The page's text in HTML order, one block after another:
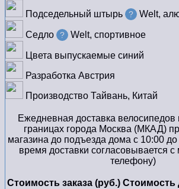
Подседельный штырь
? Welt,
Седло ? Welt, спортивное
Цвета выпускаемые синий
Разработка Австрия
Производство Тайвань, Китай
Ежедневная доставка велосипедов
границах города Москва (МКАД)
магазина до подъезда дома с 10:00
время доставки согласовывается
телефону)
Стоимость заказа (руб.) Стоимость